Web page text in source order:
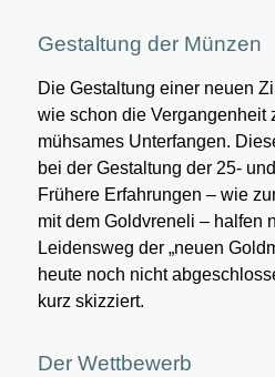
Gestaltung der Münzen
Die Gestaltung einer neuen
wie schon die Vergangenheit
mühsames Unterfangen.
bei der Gestaltung der 25-
Frühere Erfahrungen – wie
mit dem Goldvreneli – halfen
Leidensweg der „neuen
heute noch nicht
kurz skizziert.
Der Wettbewerb